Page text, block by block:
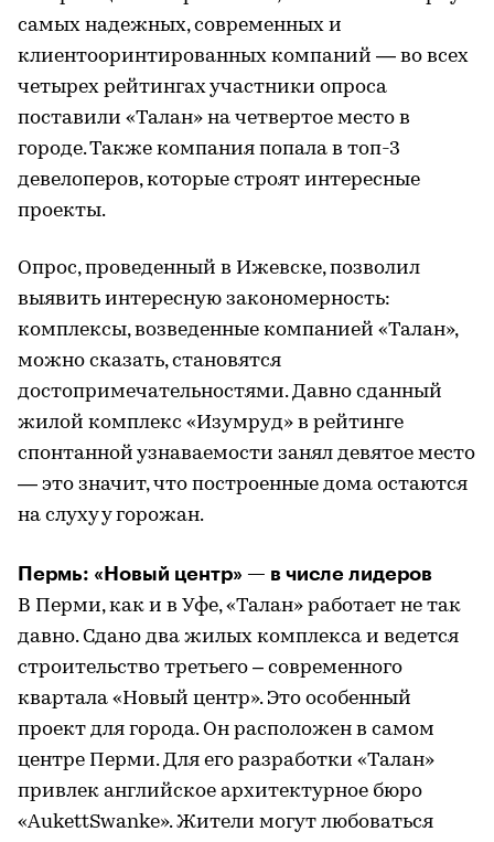
самых надежных, современных и
клиентооринтированных компаний — во всех
четырех рейтингах участники опроса
поставили «Талан» на четвертое место в
городе. Также компания попала в топ-3
девелоперов, которые строят интересные
проекты.
Опрос, проведенный в Ижевске, позволил
выявить интересную закономерность:
комплексы, возведенные компанией «Талан»,
можно сказать, становятся
достопримечательностями. Давно сданный
жилой комплекс «Изумруд» в рейтинге
спонтанной узнаваемости занял девятое место
— это значит, что построенные дома остаются
на слуху у горожан.
Пермь: «Новый центр» — в числе лидеров
В Перми, как и в Уфе, «Талан» работает не так
давно. Сдано два жилых комплекса и ведется
строительство третьего – современного
квартала «Новый центр». Это особенный
проект для города. Он расположен в самом
центре Перми. Для его разработки «Талан»
привлек английское архитектурное бюро
«AukettSwanke». Жители могут любоваться